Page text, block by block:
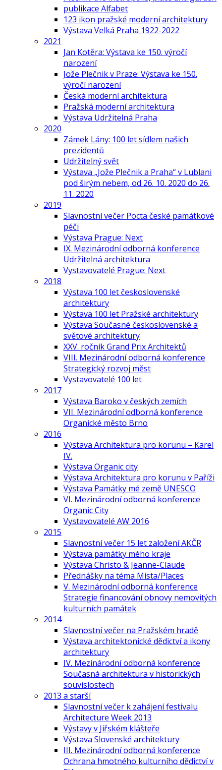
publikace Alfabet
123 ikon pražské moderní architektury
Výstava Velká Praha 1922-2022
2021
Jan Kotěra: Výstava ke 150. výročí
narození
Jože Plečnik v Praze: Výstava ke 150.
výročí narození
Česká moderní architektura
Pražská moderní architektura
Výstava Udržitelná Praha
2020
Zámek Lány: 100 let sídlem našich
prezidentů
Udržitelný svět
Výstava „Jože Plečnik a Praha“ v Lublani
pod širým nebem, od 26. 10. 2020 do 26.
11. 2020
2019
Slavnostní večer Pocta české památkové
péči
Výstava Prague: Next
IX. Mezinárodní odborná konference
Udržitelná architektura
Vystavovatelé Prague: Next
2018
Výstava 100 let československé
architektury
Výstava 100 let Pražské architektury
Výstava Současné československé a
světové architektury
XXV. ročník Grand Prix Architektů
VIII. Mezinárodní odborná konference
Strategický rozvoj měst
Vystavovatelé 100 let
2017
Výstava Baroko v českých zemích
VII. Mezinárodní odborná konference
Organické město Brno
2016
Výstava Architektura pro korunu – Karel
IV.
Výstava Organic city
Výstava Architektura pro korunu v Paříži
Výstava Památky mé země UNESCO
VI. Mezinárodní odborná konference
Organic City
Vystavovatelé AW 2016
2015
Slavnostní večer 15 let založení AKČR
Výstava památky mého kraje
Výstava Christo & Jeanne-Claude
Přednášky na téma Místa/Places
V. Mezinárodní odborná konference
Strategie financování obnovy nemovitých
kulturních památek
2014
Slavnostní večer na Pražském hradě
Výstava architektonické dědictví a ikony
architektury
IV. Mezinárodní odborná konference
Současná architektura v historických
souvislostech
2013 a starší
Slavnostní večer k zahájení festivalu
Architecture Week 2013
Výstavy v Jiřském klášteře
Výstava Slovenské architektury
III. Mezinárodní odborná konference
Ochrana hmotného kulturního dědictví v